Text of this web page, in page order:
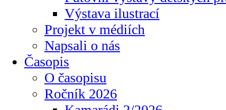
Výstava ilustrací
Projekt v médiích
Napsali o nás
Časopis
O časopisu
Ročník 2026